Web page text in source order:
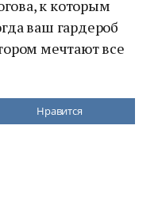
к которым
ваш гардероб
мечтают все
Нравится